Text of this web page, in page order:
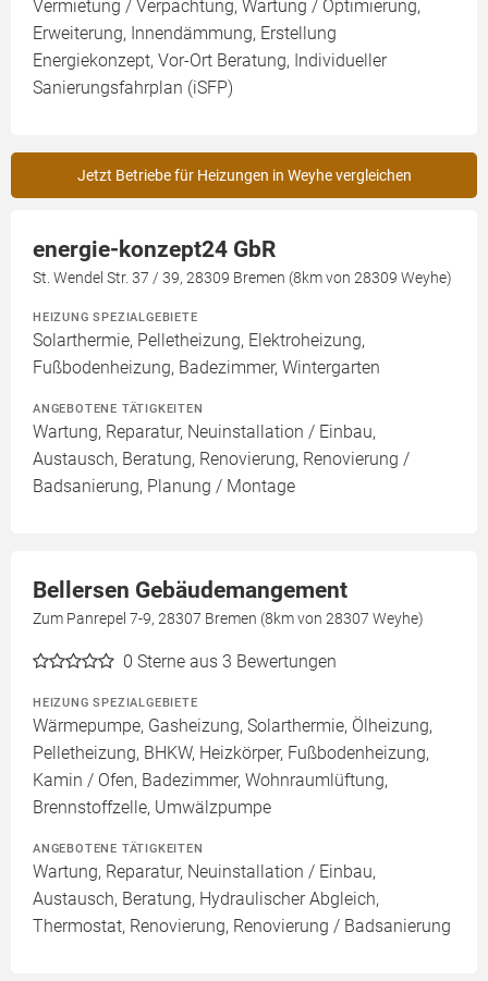
Vermietung / Verpachtung, Wartung / Optimierung,
Erweiterung, Innendämmung, Erstellung
Energiekonzept, Vor-Ort Beratung, Individueller
Sanierungsfahrplan (iSFP)
Jetzt Betriebe für Heizungen in Weyhe vergleichen
energie-konzept24 GbR
St. Wendel Str. 37 / 39, 28309 Bremen (8km von 28309 Weyhe)
HEIZUNG SPEZIALGEBIETE
Solarthermie, Pelletheizung, Elektroheizung,
Fußbodenheizung, Badezimmer, Wintergarten
ANGEBOTENE TÄTIGKEITEN
Wartung, Reparatur, Neuinstallation / Einbau,
Austausch, Beratung, Renovierung, Renovierung /
Badsanierung, Planung / Montage
Bellersen Gebäudemangement
Zum Panrepel 7-9, 28307 Bremen (8km von 28307 Weyhe)
0 Sterne aus 3 Bewertungen
HEIZUNG SPEZIALGEBIETE
Wärmepumpe, Gasheizung, Solarthermie, Ölheizung,
Pelletheizung, BHKW, Heizkörper, Fußbodenheizung,
Kamin / Ofen, Badezimmer, Wohnraumlüftung,
Brennstoffzelle, Umwälzpumpe
ANGEBOTENE TÄTIGKEITEN
Wartung, Reparatur, Neuinstallation / Einbau,
Austausch, Beratung, Hydraulischer Abgleich,
Thermostat, Renovierung, Renovierung / Badsanierung